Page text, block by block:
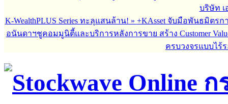
บริษัท เ
K-WealthPLUS Series ทะลุแสนล้าน! » +KAsset จับมือพันธมิตรการ
อนันดาฯชูคอมมูนิตี้และบริการหลังการขาย สร้าง Customer
ครบวงจรแบบไร้